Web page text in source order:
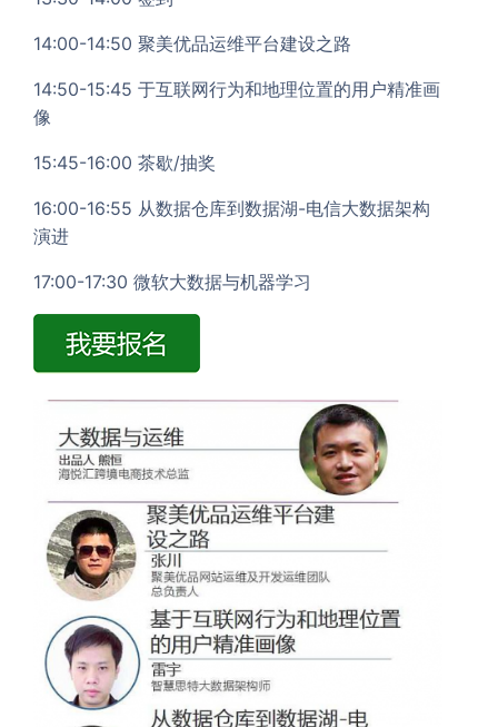
14:00-14:50 聚美优品运维平台建设之路
14:50-15:45 于互联网行为和地理位置的用户精准画
像
15:45-16:00 茶歇/抽奖
16:00-16:55 从数据仓库到数据湖-电信大数据架构
演进
17:00-17:30 微软大数据与机器学习